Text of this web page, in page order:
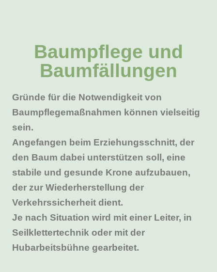
Baumpflege und
Baumfällungen
Gründe für die Notwendigkeit von
Baumpflegemaßnahmen können vielseitig
sein.
Angefangen beim Erziehungsschnitt, der
den Baum dabei unterstützen soll, eine
stabile und gesunde Krone aufzubauen,
der zur Wiederherstellung der
Verkehrssicherheit dient.
Je nach Situation wird mit einer Leiter, in
Seilklettertechnik oder mit der
Hubarbeitsbühne gearbeitet.